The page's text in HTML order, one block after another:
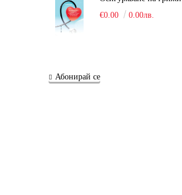
€0.00
0.00лв.
Абонирай се